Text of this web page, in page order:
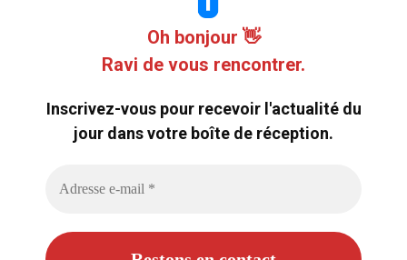
Oh bonjour 👋
Ravi de vous rencontrer.
Inscrivez-vous pour recevoir l'actualité du
jour dans votre boîte de réception.